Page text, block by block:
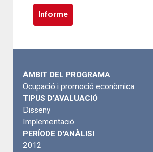
Informe
ÀMBIT DEL PROGRAMA
Ocupació i promoció econòmica
TIPUS D'AVALUACIÓ
Disseny
Implementació
PERÍODE D'ANÀLISI
2012